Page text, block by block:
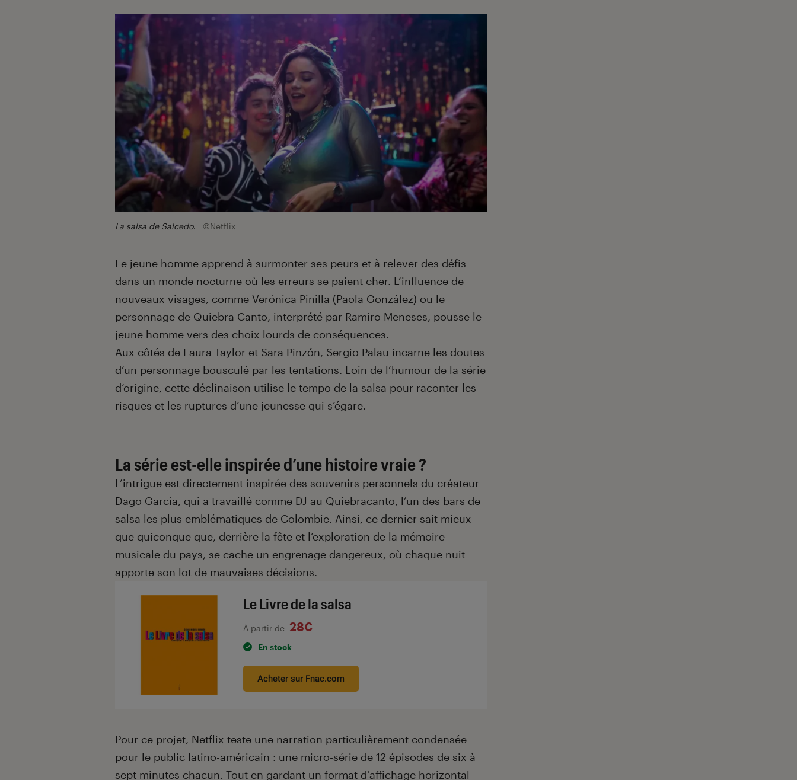
La salsa de Salcedo. ©Netflix
Le jeune homme apprend à surmonter ses peurs et à relever des défis
dans un monde nocturne où les erreurs se paient cher. L’influence de
nouveaux visages, comme Verónica Pinilla (Paola González) ou le
personnage de Quiebra Canto, interprété par Ramiro Meneses, pousse le
jeune homme vers des choix lourds de conséquences.
Aux côtés de Laura Taylor et Sara Pinzón, Sergio Palau incarne les doutes
d’un personnage bousculé par les tentations. Loin de l’humour de la série
d’origine, cette déclinaison utilise le tempo de la salsa pour raconter les
risques et les ruptures d’une jeunesse qui s’égare.
La série est-elle inspirée d’une histoire vraie ?
L’intrigue est directement inspirée des souvenirs personnels du créateur
Dago García, qui a travaillé comme DJ au Quiebracanto, l’un des bars de
salsa les plus emblématiques de Colombie. Ainsi, ce dernier sait mieux
que quiconque que, derrière la fête et l’exploration de la mémoire
musicale du pays, se cache un engrenage dangereux, où chaque nuit
apporte son lot de mauvaises décisions.
Le Livre de la salsa
À partir de 28€
En stock
Acheter sur Fnac.com
Pour ce projet, Netflix teste une narration particulièrement condensée
pour le public latino-américain : une micro-série de 12 épisodes de six à
sept minutes chacun. Tout en gardant un format d’affichage horizontal